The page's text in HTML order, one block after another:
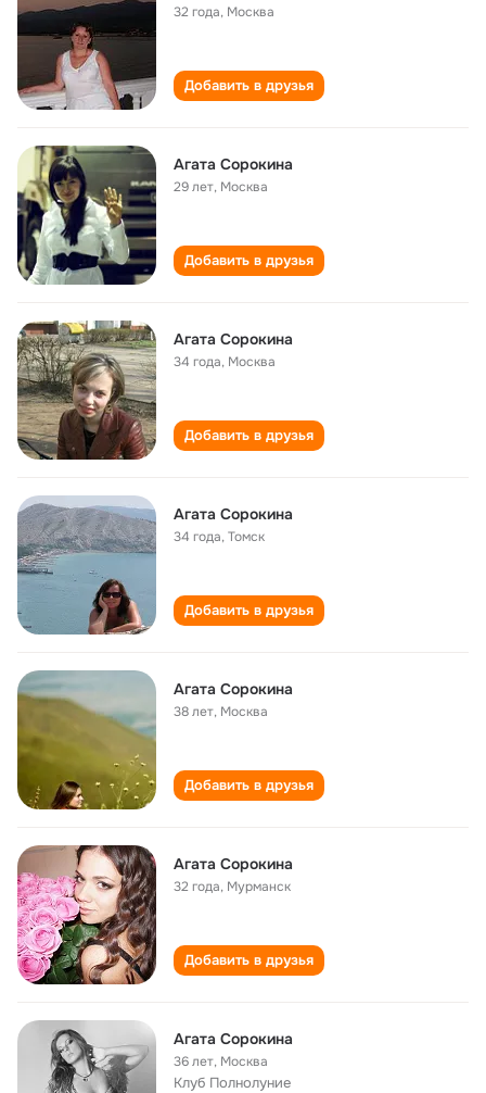
32 года, Москва
Добавить в друзья
Агата Сорокина
29 лет, Москва
Добавить в друзья
Агата Сорокина
34 года, Москва
Добавить в друзья
Агата Сорокина
34 года,Томск
Добавить в друзья
Агата Сорокина
38 лет, Москва
Добавить в друзья
Агата Сорокина
32 года, Мурманск
Добавить в друзья
Агата Сорокина
36 лет, Москва
Клуб Полнолуние